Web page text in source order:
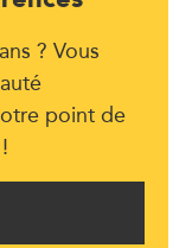
? Vous
point de